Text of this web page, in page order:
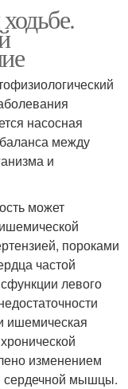
насосная
между
и
может
пороками
частой
левого
ишемическая
изменением
сердечной мышцы.